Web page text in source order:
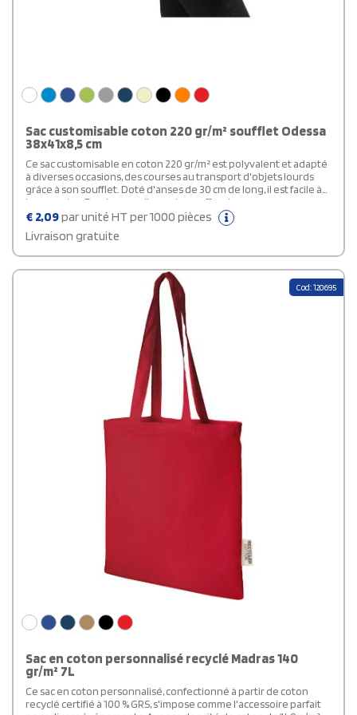
Sac customisable coton 220 gr/m² soufflet Odessa
38x41x8,5 cm
Ce sac customisable en coton 220 gr/m² est polyvalent et adapté
à diverses occasions, des courses au transport d'objets lourds
grâce à son soufflet. Doté d'anses de 30 cm de long, il est facile à
transporter. De plus, ses dimensions, offrent un espace
généreux. Enfin, les grandes zones d'impression permettent
d'ajouter facilement tout logo ou autre message.
€ 2,09par unité HT per 1000 pièces
Livraison gratuite
Cod: 120695
Sac en coton personnalisé recyclé Madras 140
gr/m² 7L
Ce sac en coton personnalisé, confectionné à partir de coton
recyclé certifié à 100 % GRS, s'impose comme l'accessoire parfait